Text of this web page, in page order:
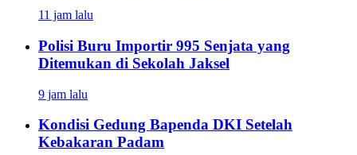
11 jam lalu
Polisi Buru Importir 995 Senjata yang
Ditemukan di Sekolah Jaksel
9 jam lalu
Kondisi Gedung Bapenda DKI Setelah
Kebakaran Padam